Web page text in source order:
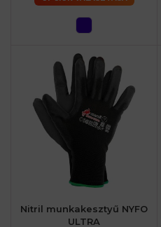
Nitril munkakesztyű NYFO
ULTRA